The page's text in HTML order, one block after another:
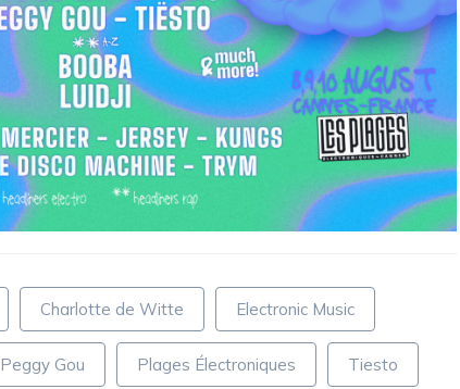
Charlotte de Witte Electronic Music
Peggy Gou Plages Électroniques Tiesto